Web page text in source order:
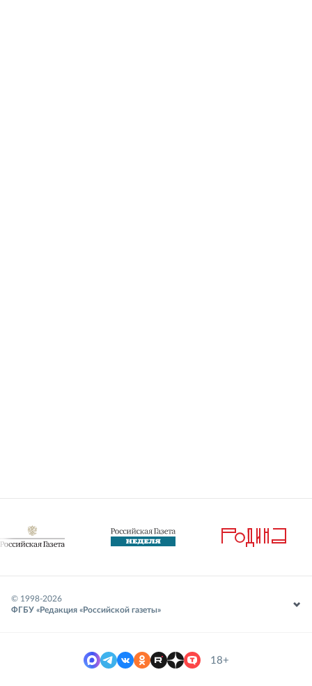
© 1998-2026
ФГБУ «Редакция «Российской газеты»
18+